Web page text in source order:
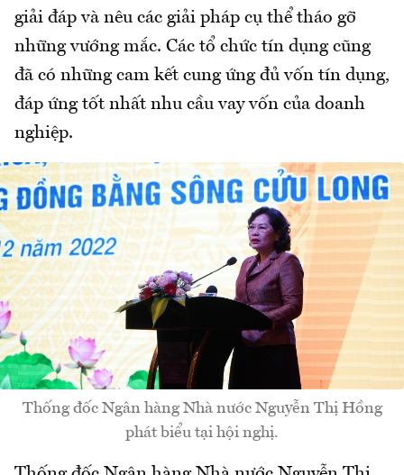
giải đáp và nêu các giải pháp cụ thể tháo gỡ
những vướng mắc. Các tổ chức tín dụng cũng
đã có những cam kết cung ứng đủ vốn tín dụng,
đáp ứng tốt nhất nhu cầu vay vốn của doanh
nghiệp.
Thống đốc Ngân hàng Nhà nước Nguyễn Thị Hồng
phát biểu tại hội nghị.